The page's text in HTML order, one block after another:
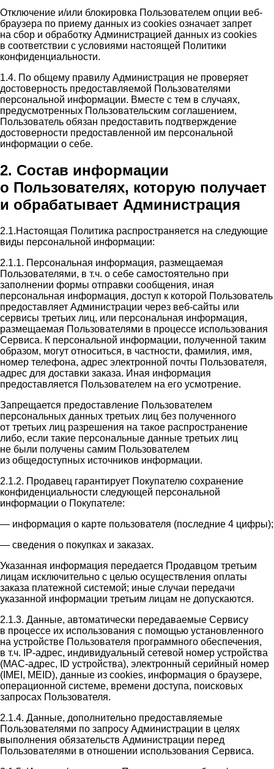
Отключение и/или блокировка Пользователем опции веб-
браузера по приему данных из cookies означает запрет
на сбор и обработку Администрацией данных из cookies
в соответствии с условиями настоящей Политики
конфиденциальности.
1.4. По общему правилу Администрация не проверяет
достоверность предоставляемой Пользователями
персональной информации. Вместе с тем в случаях,
предусмотренных Пользовательским соглашением,
Пользователь обязан предоставить подтверждение
достоверности предоставленной им персональной
информации о себе.
2. Состав информации
о Пользователях, которую получает
и обрабатывает Администрация
2.1.Настоящая Политика распространяется на следующие
виды персональной информации:
2.1.1. Персональная информация, размещаемая
Пользователями, в т.ч. о себе самостоятельно при
заполнении формы отправки сообщения, иная
персональная информация, доступ к которой Пользователь
предоставляет Администрации через веб-сайты или
сервисы третьих лиц, или персональная информация,
размещаемая Пользователями в процессе использования
Сервиса. К персональной информации, полученной таким
образом, могут относиться, в частности, фамилия, имя,
номер телефона, адрес электронной почты Пользователя,
адрес для доставки заказа. Иная информация
предоставляется Пользователем на его усмотрение.
Запрещается предоставление Пользователем
персональных данных третьих лиц без полученного
от третьих лиц разрешения на такое распространение
либо, если такие персональные данные третьих лиц
не были получены самим Пользователем
из общедоступных источников информации.
2.1.2. Продавец гарантирует Покупателю сохранение
конфиденциальности следующей персональной
информации о Покупателе:
— информация о карте пользователя (последние 4 цифры);
— сведения о покупках и заказах.
Указанная информация передается Продавцом третьим
лицам исключительно с целью осуществления оплаты
заказа платежной системой; иные случаи передачи
указанной информации третьим лицам не допускаются.
2.1.3. Данные, автоматически передаваемые Сервису
в процессе их использования с помощью установленного
на устройстве Пользователя программного обеспечения,
в т.ч. IP-адрес, индивидуальный сетевой номер устройства
(MAC-адрес, ID устройства), электронный серийный номер
(IMEI, MEID), данные из cookies, информация о браузере,
операционной системе, времени доступа, поисковых
запросах Пользователя.
2.1.4. Данные, дополнительно предоставляемые
Пользователями по запросу Администрации в целях
выполнения обязательств Администрации перед
Пользователями в отношении использования Сервиса.